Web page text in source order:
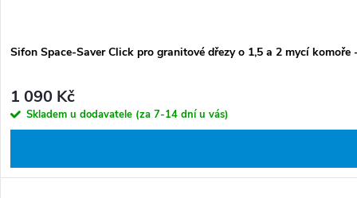
Sifon Space-Saver Click pro granitové dřezy o 1,5 a 2 mycí komoře
1 090 Kč
Skladem u dodavatele (za 7-14 dní u vás)